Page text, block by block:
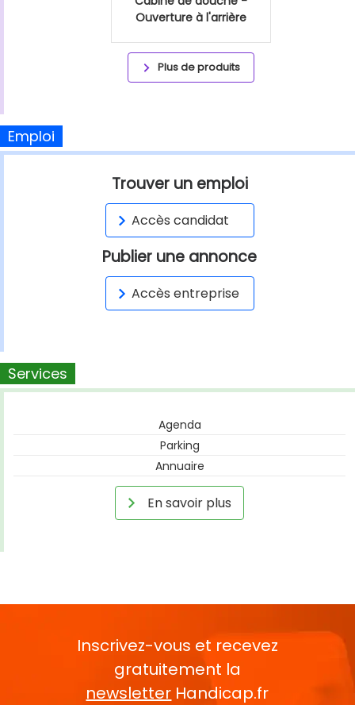
Ouverture à l'arrière
Plus de produits
Emploi
Trouver un emploi
Accès candidat
Publier une annonce
Accès entreprise
Services
Agenda
Parking
Annuaire
En savoir plus
Inscrivez-vous et recevez
gratuitement la
newsletter Handicap.fr